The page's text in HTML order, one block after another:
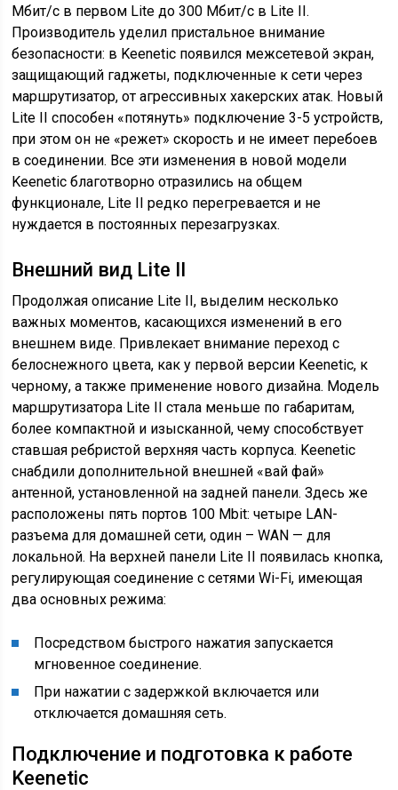
Мбит/с в первом Lite до 300 Мбит/с в Lite II.
Производитель уделил пристальное внимание
безопасности: в Keenetic появился межсетевой экран,
защищающий гаджеты, подключенные к сети через
маршрутизатор, от агрессивных хакерских атак. Новый
Lite II способен «потянуть» подключение 3-5 устройств,
при этом он не «режет» скорость и не имеет перебоев
в соединении. Все эти изменения в новой модели
Keenetic благотворно отразились на общем
функционале, Lite II редко перегревается и не
нуждается в постоянных перезагрузках.
Внешний вид Lite II
Продолжая описание Lite II, выделим несколько
важных моментов, касающихся изменений в его
внешнем виде. Привлекает внимание переход с
белоснежного цвета, как у первой версии Keenetic, к
черному, а также применение нового дизайна. Модель
маршрутизатора Lite II стала меньше по габаритам,
более компактной и изысканной, чему способствует
ставшая ребристой верхняя часть корпуса. Keenetic
снабдили дополнительной внешней «вай фай»
антенной, установленной на задней панели. Здесь же
расположены пять портов 100 Mbit: четыре LAN-
разъема для домашней сети, один – WAN — для
локальной. На верхней панели Lite II появилась кнопка,
регулирующая соединение с сетями Wi-Fi, имеющая
два основных режима:
Посредством быстрого нажатия запускается
мгновенное соединение.
При нажатии с задержкой включается или
отключается домашняя сеть.
Подключение и подготовка к работе
Keenetic